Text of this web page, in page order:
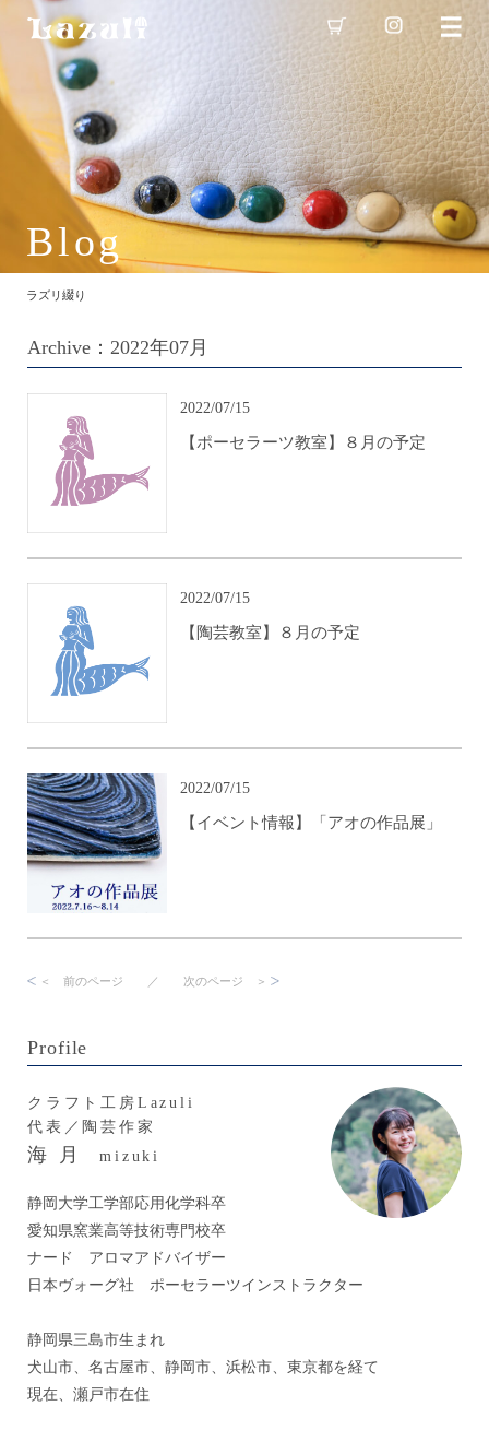
Blog
ラズリ綴り
Archive：2022年07月
2022/07/15
【ポーセラーツ教室】８月の予定
2022/07/15
【陶芸教室】８月の予定
2022/07/15
【イベント情報】「アオの作品展」
＜ 前のページ ／ 次のページ ＞
Profile
クラフト工房Lazuli
代表／陶芸作家
海 月 mizuki
静岡大学工学部応用化学科卒
愛知県窯業高等技術専門校卒
ナード アロマアドバイザー
日本ヴォーグ社 ポーセラーツインストラクター
静岡県三島市生まれ
犬山市、名古屋市、静岡市、浜松市、東京都を経て
現在、瀬戸市在住